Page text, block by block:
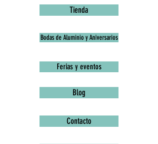
Tienda
Bodas de Aluminio y Aniversarios
Ferias y eventos
Blog
Contacto